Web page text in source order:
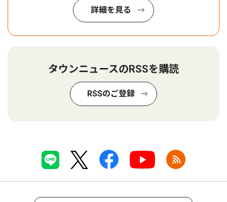
詳細を見る
タウンニュースのRSSを購読
RSSのご登録